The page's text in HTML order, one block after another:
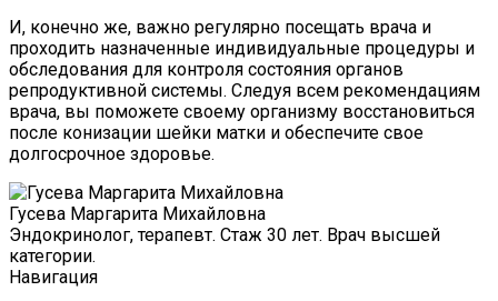
И, конечно же, важно регулярно посещать врача и
проходить назначенные индивидуальные процедуры и
обследования для контроля состояния органов
репродуктивной системы. Следуя всем рекомендациям
врача, вы поможете своему организму восстановиться
после конизации шейки матки и обеспечите свое
долгосрочное здоровье.
Гусева Маргарита Михайловна
Эндокринолог, терапевт. Стаж 30 лет. Врач высшей
категории.
Навигация